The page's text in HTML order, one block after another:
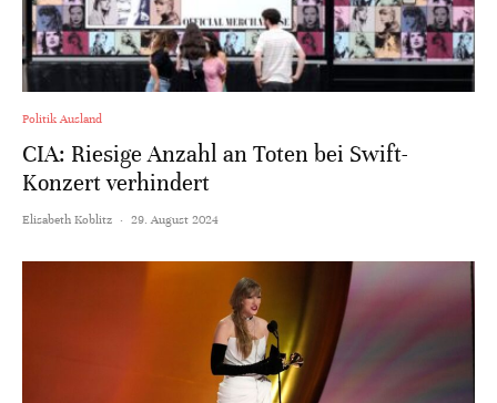
Politik Ausland
CIA: Riesige Anzahl an Toten bei Swift-
Konzert verhindert
Elisabeth Koblitz · 29. August 2024